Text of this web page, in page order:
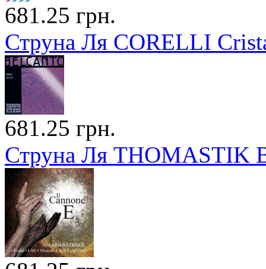
681.25 грн.
Струна Ля CORELLI
681.25 грн.
Струна Ля THOMASTIK